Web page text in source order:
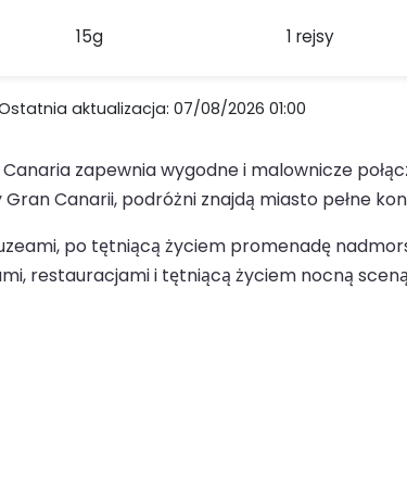
15g 1 rejsy
aktualizacja: 07/08/2026 01:00
zapewnia wygodne i malownicze
Canarii, podróżni znajdą miasto pełne
po tętniącą życiem promenadę
restauracjami i tętniącą życiem nocną